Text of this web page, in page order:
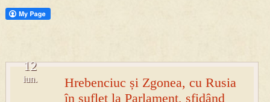
Hrebenciuc și Zgonea, cu Rusia
în suflet la Parlament, sfidând
12
iun.